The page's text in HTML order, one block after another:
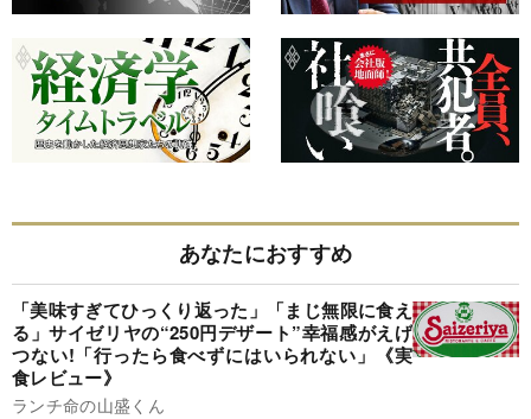
あなたにおすすめ
「美味すぎてひっくり返った」「まじ無限に食え
る」サイゼリヤの“250円デザート”幸福感がえげ
つない!「行ったら食べずにはいられない」《実
食レビュー》
ランチ命の山盛くん